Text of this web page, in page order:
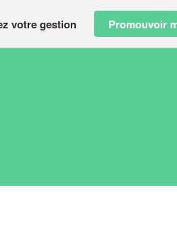
votre gestion Promouvoir